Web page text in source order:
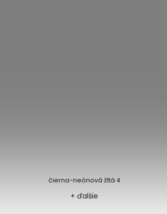
čierna-neónová žltá 4
+ ďalšie